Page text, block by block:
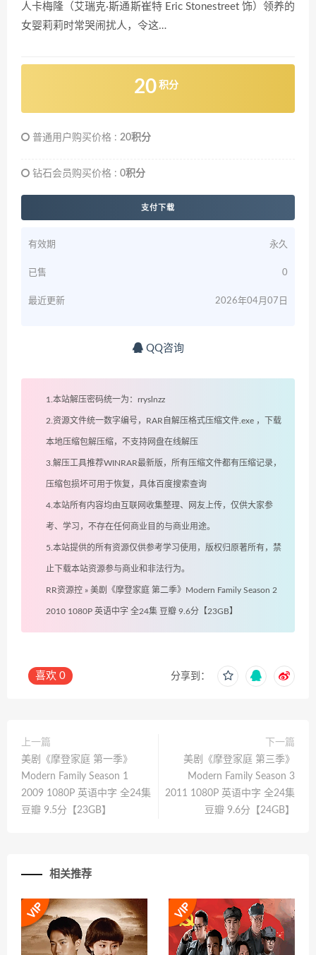
人卡梅隆（艾瑞克·斯通斯崔特 Eric Stonestreet 饰）领养的
女婴莉莉时常哭闹扰人，令这…
20 积分
普通用户购买价格 : 20积分
钻石会员购买价格 : 0积分
支付下载
有效期 永久
已售 0
最近更新 2026年04月07日
QQ咨询
1.本站解压密码统一为：rryslnzz
2.资源文件统一数字编号，RAR自解压格式压缩文件.exe ，下载
本地压缩包解压缩，不支持网盘在线解压
3.解压工具推荐WINRAR最新版，所有压缩文件都有压缩记录，
压缩包损坏可用于恢复，具体百度搜索查询
4.本站所有内容均由互联网收集整理、网友上传，仅供大家参
考、学习，不存在任何商业目的与商业用途。
5.本站提供的所有资源仅供参考学习使用，版权归原著所有，禁
止下载本站资源参与商业和非法行为。
RR资源控 » 美剧《摩登家庭 第二季》Modern Family Season 2
2010 1080P 英语中字 全24集 豆瓣 9.6分【23GB】
喜欢 0 分享到：
上一篇
美剧《摩登家庭 第一季》
Modern Family Season 1
2009 1080P 英语中字 全24集
豆瓣 9.5分【23GB】
下一篇
美剧《摩登家庭 第三季》
Modern Family Season 3
2011 1080P 英语中字 全24集
豆瓣 9.6分【24GB】
相关推荐